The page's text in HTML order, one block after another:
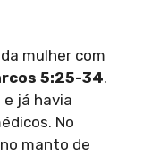
mulher com
5:25-34.
e já havia
No
manto de